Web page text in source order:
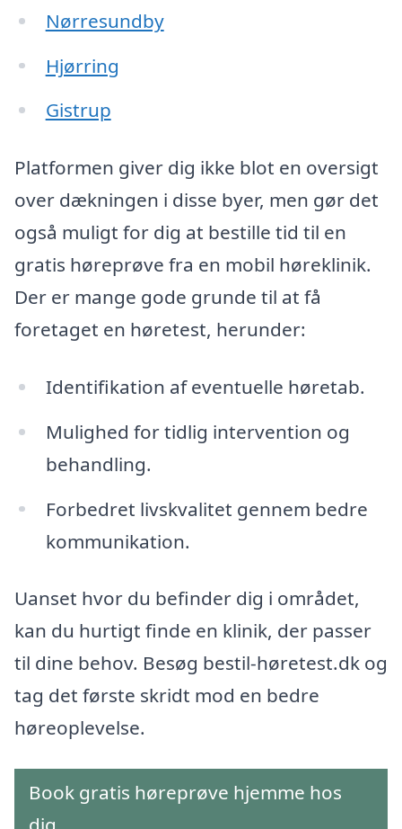
Nørresundby
Hjørring
Gistrup
Platformen giver dig ikke blot en oversigt
over dækningen i disse byer, men gør det
også muligt for dig at bestille tid til en
gratis høreprøve fra en mobil høreklinik.
Der er mange gode grunde til at få
foretaget en høretest, herunder:
Identifikation af eventuelle høretab.
Mulighed for tidlig intervention og
behandling.
Forbedret livskvalitet gennem bedre
kommunikation.
Uanset hvor du befinder dig i området,
kan du hurtigt finde en klinik, der passer
til dine behov. Besøg bestil-høretest.dk og
tag det første skridt mod en bedre
høreoplevelse.
Book gratis høreprøve hjemme hos